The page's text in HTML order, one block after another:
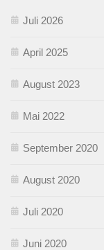
Juli 2026
April 2025
August 2023
Mai 2022
September 2020
August 2020
Juli 2020
Juni 2020